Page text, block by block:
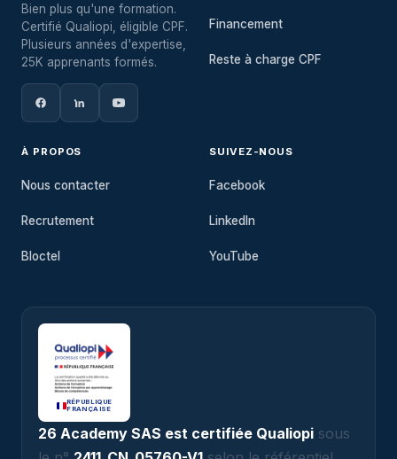
Bien plus qu'une formation.
Certifié Qualiopi, éligible CPF.
Plusieurs années d'expertise,
25K apprenants formés.
Financement
Reste à charge CPF
À PROPOS
Nous contacter
Recrutement
Bloctel
SUIVEZ-NOUS
Facebook
LinkedIn
YouTube
RÉPUBLIQUE
FRANÇAISE
26 Academy SAS est certifiée Qualiopi sous